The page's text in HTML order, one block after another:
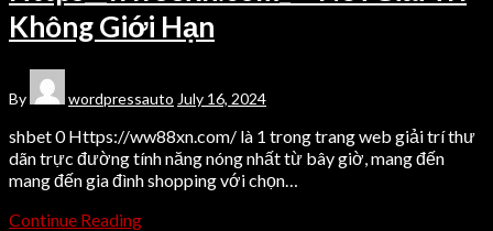
Không Giới Hạn
By wordpressauto July 16, 2024
shbet 0 Https://ww88xn.com/ là 1 trong trang web giải trí thư
dãn trực đường tính năng nóng nhất từ bây giờ, mang đến
mang đến gia đình shopping với chọn…
Continue Reading